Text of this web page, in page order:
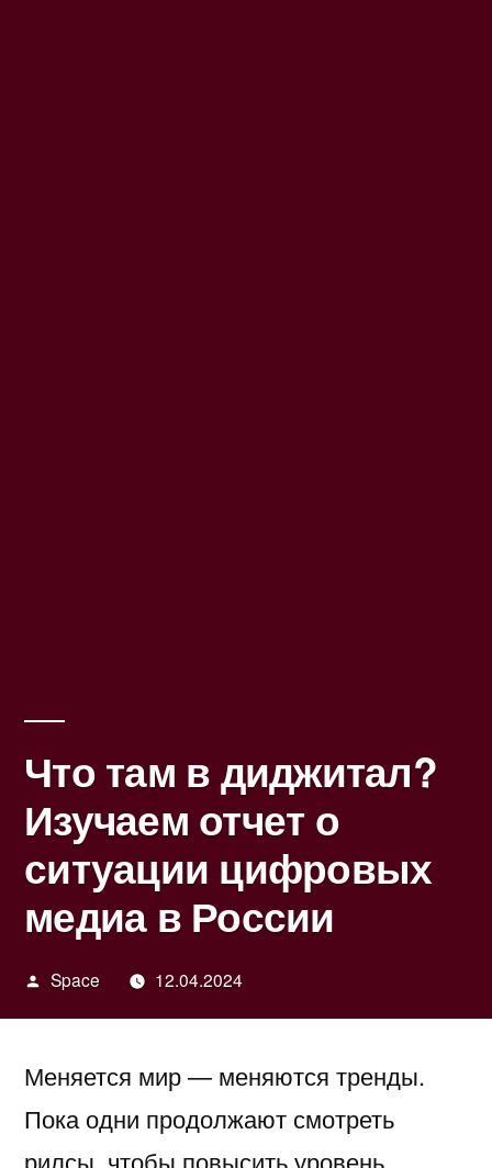
Что там в диджитал?
Изучаем отчет о
ситуации цифровых
медиа в России
Написано
Space 12.04.2024
Меняется мир — меняются тренды.
Пока одни продолжают смотреть
рилсы, чтобы повысить уровень